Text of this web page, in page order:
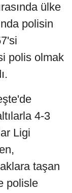
ülke
polisin
polis olmak
4-3
Ligi
taşan
polisle